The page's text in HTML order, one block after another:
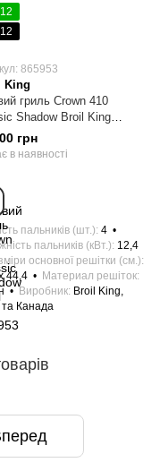
12
12
865953
King
гриль Crown 410
Shadow Broil King
грн
в наявності
пальників (шт.) 4
пальників (кВт.) 12,4
основної решітки (см.)
44,4
Материал решіток
Виробник Broil King,
Канада